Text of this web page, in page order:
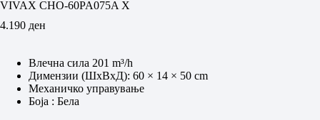
VIVAX CHO-60PA075A X
4.190 ден
Влечна сила 201 m³/h
Димензии (ШxВxД): 60 × 14 × 50 cm
Механичко управување
Боја : Бела